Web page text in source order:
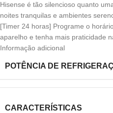
Hisense é tão silencioso quanto
noites tranquilas e ambientes
[Timer 24 horas] Programe o
aparelho e tenha mais praticidade
Informação adicional
POTÊNCIA DE
CARACTERÍSTICAS